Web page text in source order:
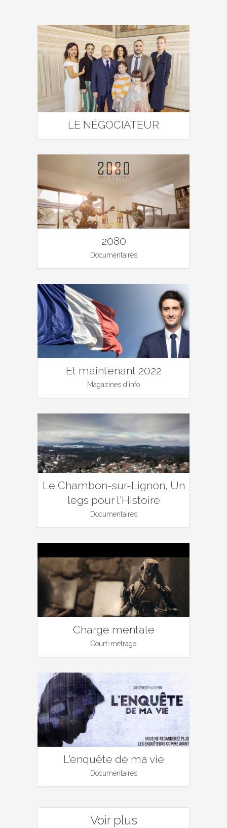
LE NÉGOCIATEUR
2080
Documentaires
Et maintenant 2022
Magazines d'info
Le Chambon-sur-Lignon, Un
legs pour l'Histoire
Documentaires
Charge mentale
Court-métrage
L'enquête de ma vie
Documentaires
Voir plus